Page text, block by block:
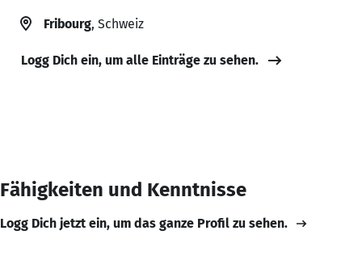
Fribourg, Schweiz
Logg Dich ein, um alle Einträge zu sehen.
Fähigkeiten und Kenntnisse
Logg Dich jetzt ein, um das ganze Profil zu sehen.